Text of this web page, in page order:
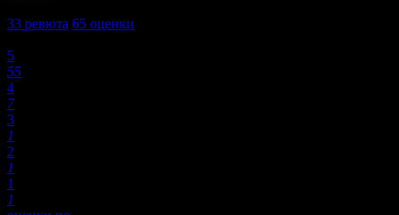
33 ревюта 65 оценки
5
55
4
7
3
1
2
1
1
1